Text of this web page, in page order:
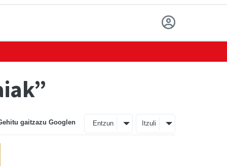
gaitzazu Googlen Entzun Itzuli